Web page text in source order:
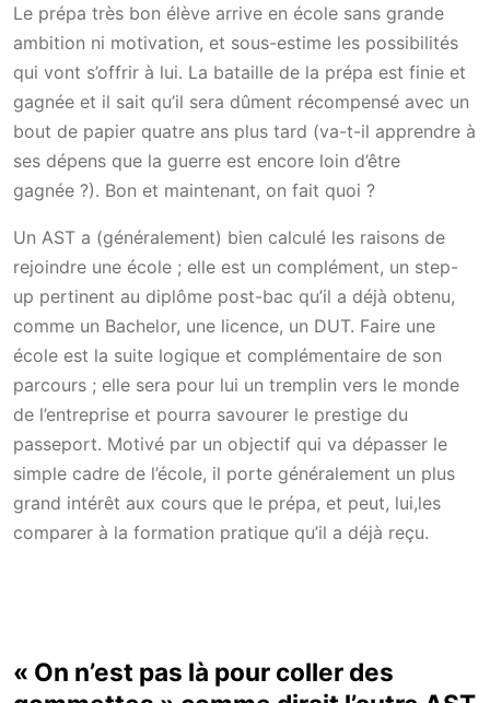
Le prépa très bon élève arrive en école sans grande
ambition ni motivation, et sous-estime les possibilités
qui vont s’offrir à lui. La bataille de la prépa est finie et
gagnée et il sait qu’il sera dûment récompensé avec un
bout de papier quatre ans plus tard (va-t-il apprendre à
ses dépens que la guerre est encore loin d’être
gagnée ?). Bon et maintenant, on fait quoi ?
Un AST a (généralement) bien calculé les raisons de
rejoindre une école ; elle est un complément, un step-
up pertinent au diplôme post-bac qu’il a déjà obtenu,
comme un Bachelor, une licence, un DUT. Faire une
école est la suite logique et complémentaire de son
parcours ; elle sera pour lui un tremplin vers le monde
de l’entreprise et pourra savourer le prestige du
passeport. Motivé par un objectif qui va dépasser le
simple cadre de l’école, il porte généralement un plus
grand intérêt aux cours que le prépa, et peut, lui,les
comparer à la formation pratique qu’il a déjà reçu.
« On n’est pas là pour coller des